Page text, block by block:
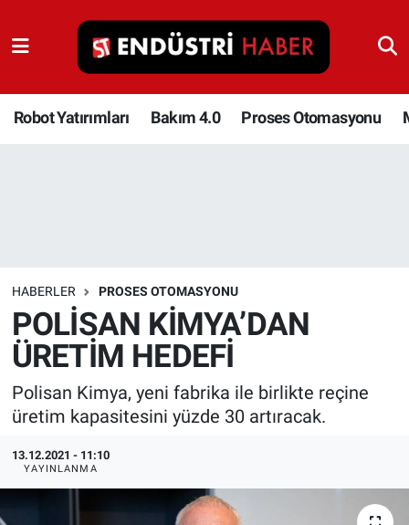
Robot Yatırımları Bakım 4.0 Proses Otomasyonu
HABERLER PROSES OTOMASYONU
POLİSAN KİMYA’DAN
ÜRETİM HEDEFİ
Polisan Kimya, yeni fabrika ile birlikte reçine
üretim kapasitesini yüzde 30 artıracak.
13.12.2021 - 11:10
YAYINLANMA
Robot Yatırımları
Bakım 4.0
Depolama Çözümleri
İnşaat ve Malzeme
HaberOrtak
Enerjisini Üreten Fabrikalar